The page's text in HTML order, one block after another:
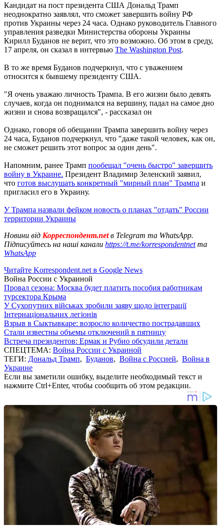
Кандидат на пост президента США Дональд Трамп
неоднократно заявлял, что сможет завершить войну РФ
против Украины через 24 часа. Однако руководитель Главного
управления разведки Министерства обороны Украины
Кирилл Буданов не верит, что это возможно. Об этом в среду,
17 апреля, он сказал в интервью The Washington Post.
В то же время Буданов подчеркнул, что с уважением
относится к бывшему президенту США.
"Я очень уважаю личность Трампа. В его жизни было девять
случаев, когда он поднимался на вершину, падал на самое дно
жизни и снова возвращался", - рассказал он
Однако, говоря об обещании Трампа завершить войну через
24 часа, Буданов подчеркнул, что "даже такой человек, как он,
не сможет решить этот вопрос за один день".
Напомним, ранее Трамп пообещал "очень быстро" завершить
войну в Украине. Президент Владимир Зеленский заявил,
что готов выслушать конкретный "мирный план" Трампа и
пригласил его в Украину.
У Трампа назвали фейком новость о планах "отдать" России
территории Украины
Новини від Корреспондент.netв Telegram та WhatsApp.
Підписуйтесь на наші канали https://t.me/korrespondentnetта
WhatsApp
Читайте Korrespondent.net в Google News
Война России с Украиной
Провал сезона: Москва будет платить пособия работникам
турсектора Крыма
У Сухопутних військах зробили заяву щодо інтеграції
Інтернаціональних легіонів
Взрыв в Сыктывкаре: возросло количество пострадавших
Стали известны объемы отключений в пятницу
Встреча президентов: Ермак и Рубио обсудили детали
СПЕЦТЕМА: Война России с Украиной
ТЕГИ: Дональд Трамп, Буданов, Война с Россией, Война в
Украине
Если вы заметили ошибку, выделите необходимый текст и
нажмите Ctrl+Enter, чтобы сообщить об этом редакции.